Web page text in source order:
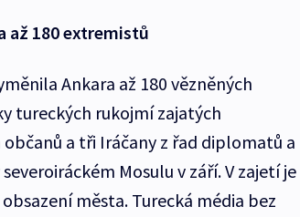
až 180 extremistů
Ankara až 180 vězněných
tureckých rukojmí zajatých
a tři Iráčany z řad diplomatů a
Mosulu v září. V zajetí je
města. Turecká média bez